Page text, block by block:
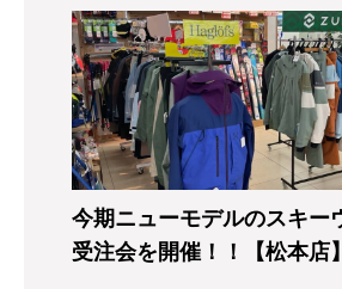
今期ニューモデルのスキー
受注会を開催！！【松本店】